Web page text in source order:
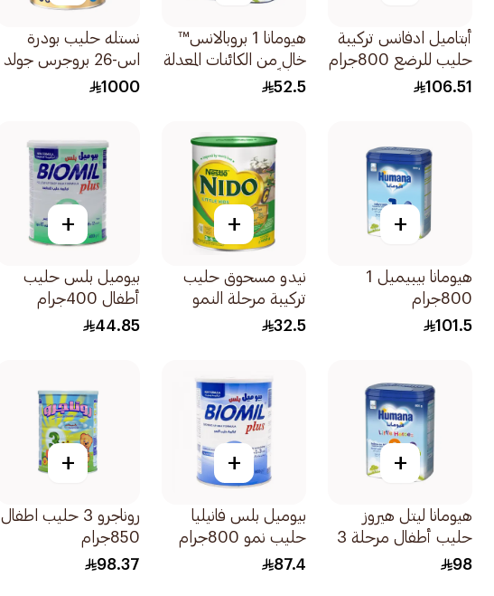
أبتاميل ادفانس تركيبة
حليب للرضع 800جرام
106.51
هيومانا 1 بروبالانس™
خالٍ من الكائنات المعدلة
وراثياً - 400جرام
52.5
نستله حليب بودرة
اس-26 بروجرس جولد
1000
+
هيومانا بيبيميل 1
800جرام
101.5
+
نيدو مسحوق حليب
تركيبة مرحلة النمو
للأطفال من عمر
32.5
+
بيوميل بلس حليب
أطفال 400جرام
44.85
+
هيومانا ليتل هيروز
حليب أطفال مرحلة 3
800جرام
98
+
بيوميل بلس فانيليا
حليب نمو 800جرام
87.4
+
روناجرو 3 حليب اطفال
850جرام
98.37